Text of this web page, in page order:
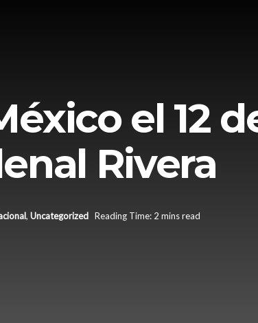
el 12
Rivera
, Uncategorized Reading Time: 2 mins read